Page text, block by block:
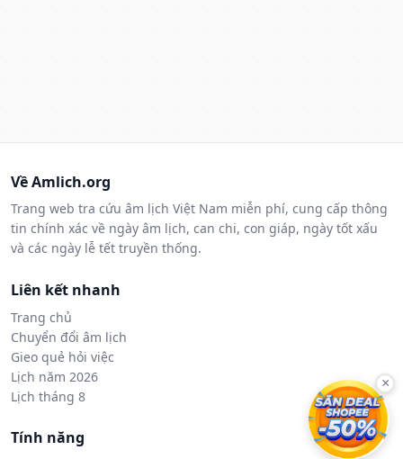
Về Amlich.org
Trang web tra cứu âm lịch Việt Nam miễn phí, cung cấp thông
tin chính xác về ngày âm lịch, can chi, con giáp, ngày tốt xấu
và các ngày lễ tết truyền thống.
Liên kết nhanh
Trang chủ
Chuyển đổi âm lịch
Gieo quẻ hỏi việc
Lịch năm 2026
Lịch tháng 8
Tính năng
×